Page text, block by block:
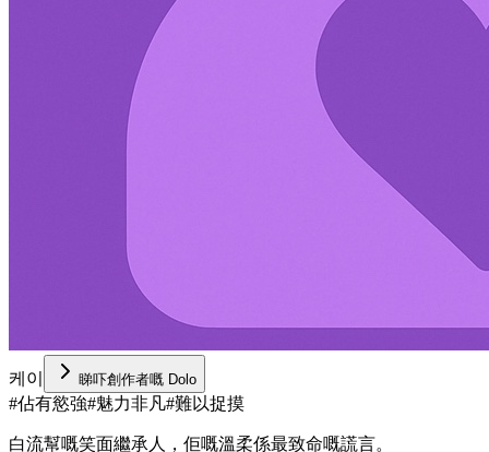
케이 睇吓創作者嘅 Dolo
#佔有慾強#魅力非凡#難以捉摸
白流幫嘅笑面繼承人，佢嘅溫柔係最致命嘅謊言。